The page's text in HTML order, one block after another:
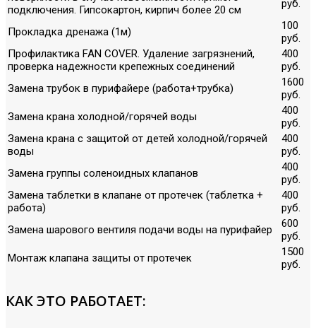
подключения. Гипсокартон, кирпич более 20 см
руб.
Прокладка дренажа (1м)
100
руб.
Профилактика FAN COVER. Удаление загрязнений,
проверка надежности крепежных соединений
400
руб.
Замена трубок в пурифайере (работа+трубка)
1600
руб.
Замена крана холодной/горячей воды
400
руб.
Замена крана с защитой от детей холодной/горячей
воды
400
руб.
Замена группы соленоидных клапанов
400
руб.
Замена таблетки в клапане от протечек (таблетка +
работа)
400
руб.
Замена шарового вентиля подачи воды на пурифайер
600
руб.
Монтаж клапана защиты от протечек
1500
руб.
КАК ЭТО РАБОТАЕТ: